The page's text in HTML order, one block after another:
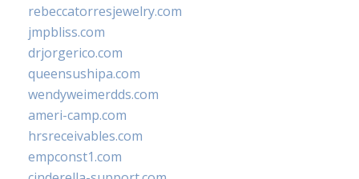
rebeccatorresjewelry.com
jmpbliss.com
drjorgerico.com
queensushipa.com
wendyweimerdds.com
ameri-camp.com
hrsreceivables.com
empconst1.com